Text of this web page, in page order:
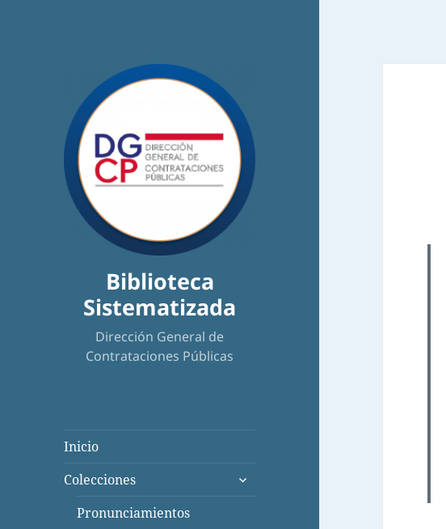
Biblioteca
Sistematizada
Dirección General de
Contrataciones Públicas
Inicio
Colecciones
expande
Pronunciamientos